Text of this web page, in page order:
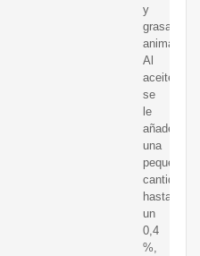
y
grasas
animales.
Al
aceite
se
le
añade
una
pequeña
cantidad,
hasta
un
0,4
%,